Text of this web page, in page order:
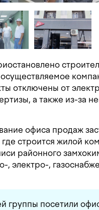
отключены от
а также из-за
офиса продаж
строится жилой
районного
, электро-,
группы посетили